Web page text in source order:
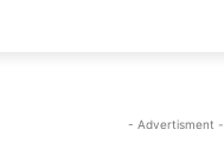
- Advertisment -